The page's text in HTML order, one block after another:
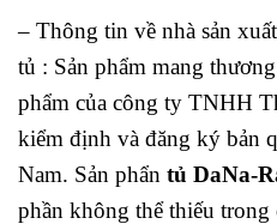
– Thông tin về nhà sản
tủ : Sản phẩm mang
phẩm của công ty TNHH
kiểm định và đăng ký bản
Nam. Sản phẩn tủ DaNa-
phần không thể thiếu